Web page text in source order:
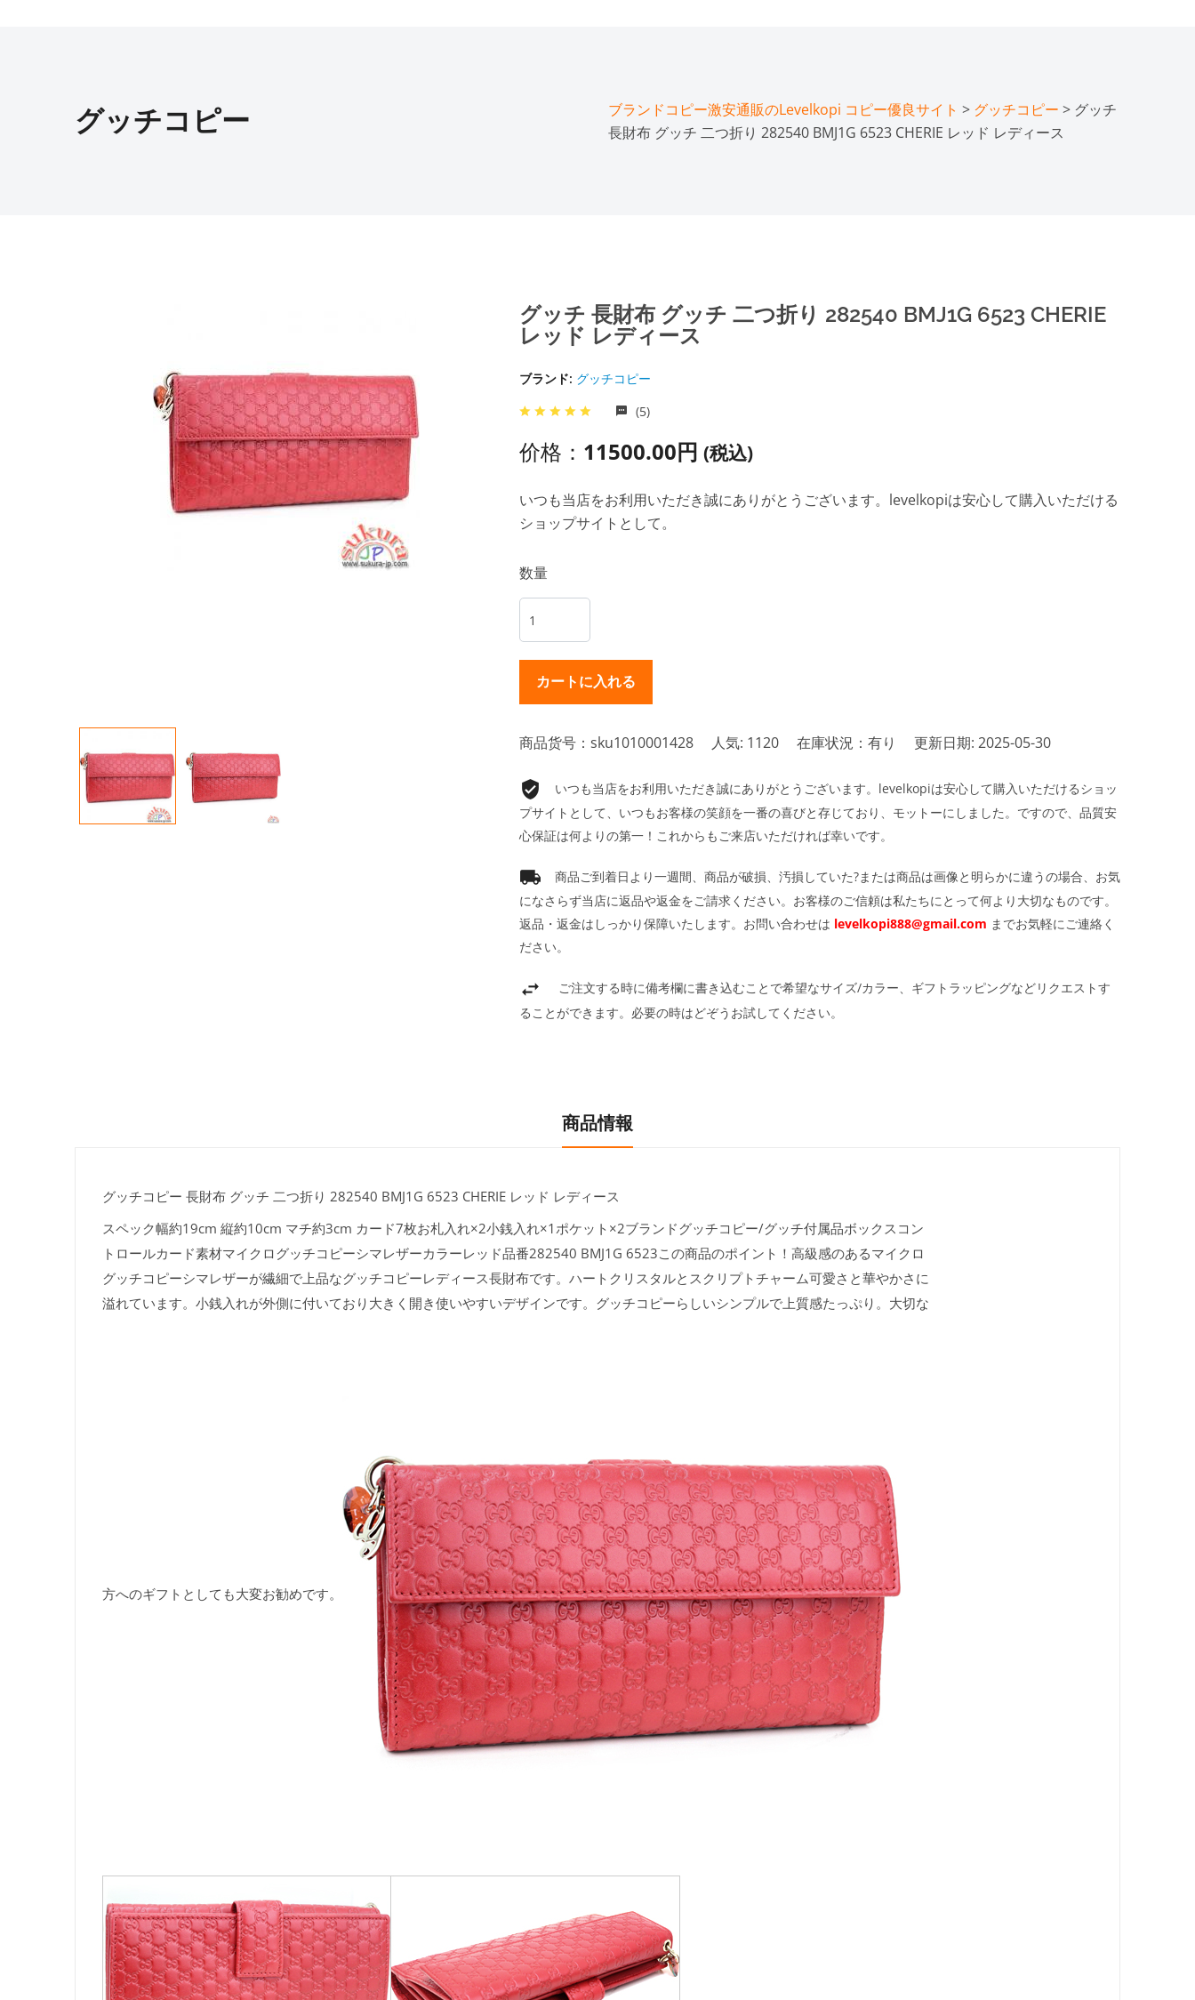
グッチコピー ブランドコピー激安通販のLevelkopi コピー優良サイト > グッチコピー > グッチ
長財布 グッチ 二つ折り 282540 BMJ1G 6523 CHERIE レッド レディース
グッチ 長財布 グッチ 二つ折り 282540 BMJ1G 6523 CHERIE
レッド レディース
ブランド: グッチコピー
(5)
价格： 11500.00円 (税込)
いつも当店をお利用いただき誠にありがとうございます。levelkopiは安心して購入いただける
ショップサイトとして。
数量
商品货号：sku1010001428 人気: 1120 在庫状況：有り 更新日期: 2025-05-30
いつも当店をお利用いただき誠にありがとうございます。levelkopiは安心して購入いただけるショッ
プサイトとして、いつもお客様の笑顔を一番の喜びと存じており、モットーにしました。ですので、品質安
心保証は何よりの第一！これからもご来店いただければ幸いです。
商品ご到着日より一週間、商品が破損、汚損していた?または商品は画像と明らかに違うの場合、お気
になさらず当店に返品や返金をご請求ください。お客様のご信頼は私たちにとって何より大切なものです。
返品・返金はしっかり保障いたします。お問い合わせは levelkopi888@gmail.com までお気軽にご連絡く
ださい。
ご注文する時に備考欄に書き込むことで希望なサイズ/カラー、ギフトラッピングなどリクエストす
ることができます。必要の時はどぞうお試してください。
商品情報
グッチコピー 長財布 グッチ 二つ折り 282540 BMJ1G 6523 CHERIE レッド レディース
スペック幅約19cm 縦約10cm マチ約3cm カード7枚お札入れ×2小銭入れ×1ポケット×2ブランドグッチコピー/グッチ付属品ボックスコン
トロールカード素材マイクログッチコピーシマレザーカラーレッド品番282540 BMJ1G 6523この商品のポイント！高級感のあるマイクロ
グッチコピーシマレザーが繊細で上品なグッチコピーレディース長財布です。ハートクリスタルとスクリプトチャーム可愛さと華やかさに
溢れています。小銭入れが外側に付いており大きく開き使いやすいデザインです。グッチコピーらしいシンプルで上質感たっぷり。大切な
方へのギフトとしても大変お勧めです。